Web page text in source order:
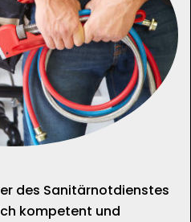
des Sanitärnotdienstes
kompetent und